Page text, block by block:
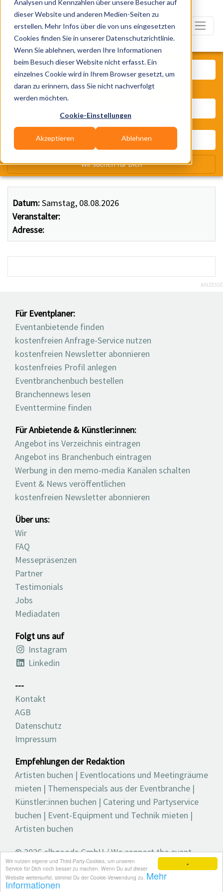
×
Wir nutzen eigene und Third-Party-Cookies, um unseren
Service für Dich noch besser zu machen. Wenn Du auf dieser
Website weitersurfst, stimmst Du der Cookie-Verwendung zu. Mehr
Informationen
Analysen und Kennzahlen über unsere Besucher auf
dieser Website und anderen Medien-Seiten zu
erstellen. Mehr Infos über die von uns eingesetzten
Cookies finden Sie in unserer Datenschutzrichtlinie.
Wenn Sie ablehnen, werden Ihre Informationen
beim Besuch dieser Website nicht erfasst. Ein
einzelnes Cookie wird in Ihrem Browser gesetzt, um
daran zu erinnern, dass Sie nicht nachverfolgt
werden möchten.
Cookie-Einstellungen
Akzeptieren Ablehnen
Datum:Samstag, 08.08.2026
Veranstalter:
Adresse:
Was? Künstler, Zelte, Bands,
Wir suchen für Dich
ANZEIGE
Für Eventplaner:
Eventanbietende finden
kostenfreien Anfrage-Service nutzen
kostenfreien Newsletter abonnieren
kostenfreies Profil anlegen
Eventbranchenbuch bestellen
Branchennews lesen
Eventtermine finden
Für Anbietende & Künstler:innen:
Angebot ins Verzeichnis eintragen
Angebot ins Branchenbuch eintragen
Werbung in den memo-media Kanälen schalten
Event & News veröffentlichen
kostenfreien Newsletter abonnieren
Über uns:
Wir
FAQ
Messepräsenzen
Partner
Testimonials
Jobs
Mediadaten
Folgt uns auf
Instagram
Linkedin
---
Kontakt
AGB
Datenschutz
Impressum
Empfehlungen der Redaktion
Artisten buchen | Eventlocations und Meetingräume
mieten | Themenspecials aus der Eventbranche |
Künstler:innen buchen | Catering und Partyservice
buchen | Event-Equipment und Technik mieten |
Artisten buchen
© 2026 elbgoods GmbH / We connect the event
industry / Medienvielfalt für die Eventplanung /
Eventbranchenbuch, Blog, Magazin und mehr